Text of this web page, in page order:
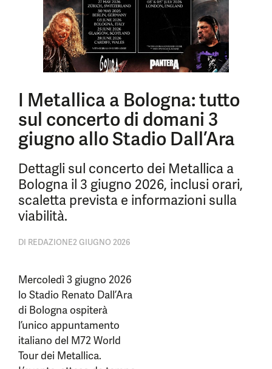
I Metallica a Bologna: tutto
sul concerto di domani 3
giugno allo Stadio Dall’Ara
Dettagli sul concerto dei Metallica a
Bologna il 3 giugno 2026, inclusi orari,
scaletta prevista e informazioni sulla
viabilità.
DI REDAZIONE2 GIUGNO 2026
Mercoledì 3 giugno 2026
lo Stadio Renato Dall’Ara
di Bologna ospiterà
l’unico appuntamento
italiano del M72 World
Tour dei Metallica.